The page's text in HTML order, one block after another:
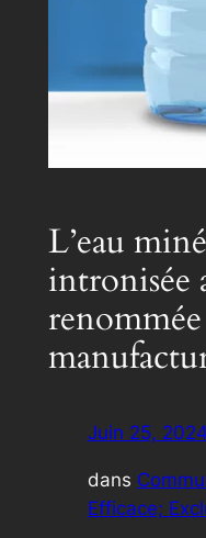
L’eau
intronisée
Juin 25, 2024
dans
Efficace;